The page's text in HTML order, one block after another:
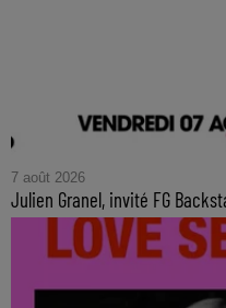
7 août 2026
Julien Granel, invité FG